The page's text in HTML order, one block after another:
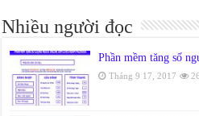
Nhiều người đọc
Phần mềm tăng số
Tháng 9 17, 2017